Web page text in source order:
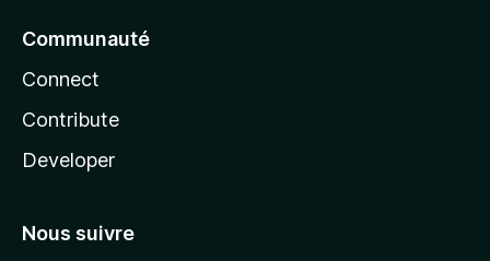
Communauté
Connect
Contribute
Developer
Nous suivre